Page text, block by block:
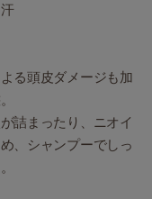
る頭皮ダメージも加
詰まったり、ニオイ
、シャンプーでしっ